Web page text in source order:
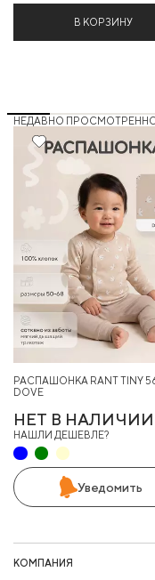
В КОРЗИНУ
НЕДАВНО
РАСПАШОНКА RANT TINY
DOVE
НЕТ В НАЛИЧИИ
НАШЛИ ДЕШЕВЛЕ?
Уведомить
КОМПАНИЯ